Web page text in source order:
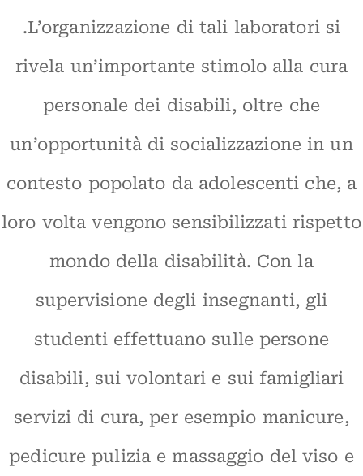
.L’organizzazione di tali laboratori si
rivela un’importante stimolo alla cura
personale dei disabili, oltre che
un’opportunità di socializzazione in un
contesto popolato da adolescenti che, a
loro volta vengono sensibilizzati rispetto
mondo della disabilità. Con la
supervisione degli insegnanti, gli
studenti effettuano sulle persone
disabili, sui volontari e sui famigliari
servizi di cura, per esempio manicure,
pedicure pulizia e massaggio del viso e